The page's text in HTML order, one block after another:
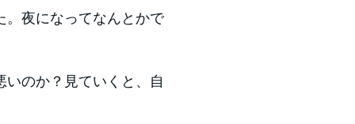
。夜になってなんとかで
のか？見ていくと、自